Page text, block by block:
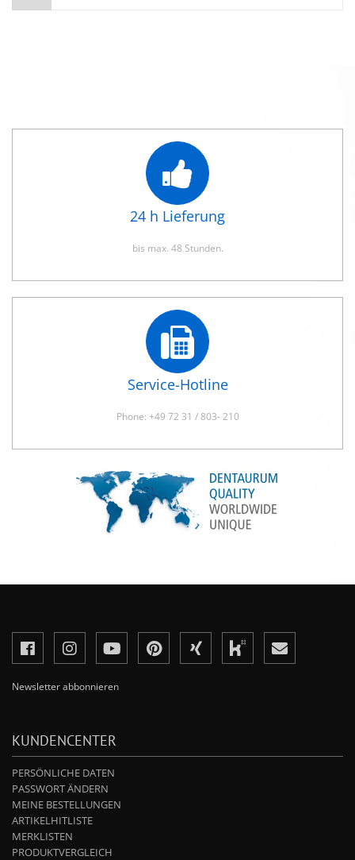
24 h Lieferung
bis max. 48 Stunden.
Service-Hotline
Phone: +49 72 31 / 803- 210
Newsletter abbonnieren
KUNDENCENTER
PERSÖNLICHE DATEN
PASSWORT ÄNDERN
MEINE BESTELLUNGEN
ARTIKELHITLISTE
MERKLISTEN
PRODUKTVERGLEICH